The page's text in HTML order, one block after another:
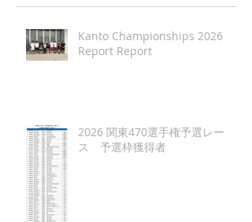
Kanto Championships 2026
Report Report
2026 関東470選手権予選レー
ス 予選枠獲得者